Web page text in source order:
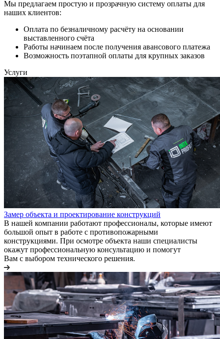
Мы предлагаем простую и прозрачную систему оплаты для
наших клиентов:
Оплата по безналичному расчёту на основании
выставленного счёта
Работы начинаем после получения авансового платежа
Возможность поэтапной оплаты для крупных заказов
Услуги
Замер объекта и проектирование конструкций
В нашей компании работают профессионалы, которые имеют
большой опыт в работе с противопожарными
конструкциями. При осмотре объекта наши специалисты
окажут профессиональную консультацию и помогут
Вам с выбором технического решения.